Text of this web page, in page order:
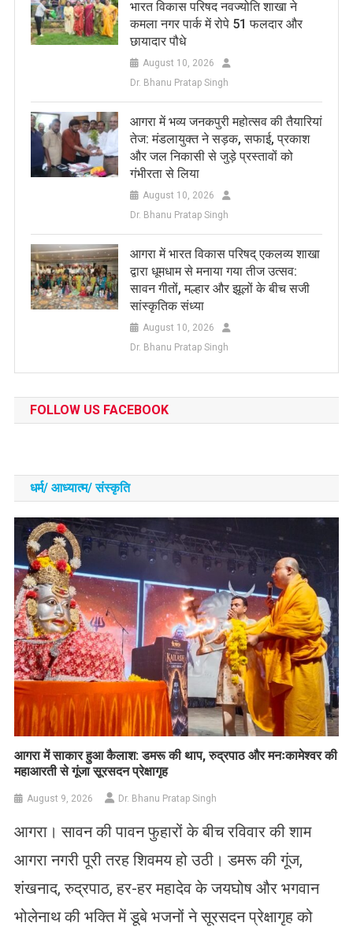
भारत विकास परिषद नवज्योति शाखा ने
कमला नगर पार्क में रोपे 51 फलदार और
छायादार पौधे
August 10, 2026
Dr. Bhanu Pratap Singh
आगरा में भव्य जनकपुरी महोत्सव की तैयारियां
तेज: मंडलायुक्त ने सड़क, सफाई, प्रकाश
और जल निकासी से जुड़े प्रस्तावों को
गंभीरता से लिया
August 10, 2026
Dr. Bhanu Pratap Singh
आगरा में भारत विकास परिषद् एकलव्य शाखा
द्वारा धूमधाम से मनाया गया तीज उत्सव:
सावन गीतों, मल्हार और झूलों के बीच सजी
सांस्कृतिक संध्या
August 10, 2026
Dr. Bhanu Pratap Singh
FOLLOW US FACEBOOK
धर्म/ आध्‍यात्‍म/ संस्‍कृति
आगरा में साकार हुआ कैलाश: डमरू की थाप, रुद्रपाठ और मनःकामेश्वर की
महाआरती से गूंजा सूरसदन प्रेक्षागृह
August 9, 2026 Dr. Bhanu Pratap Singh
आगरा। सावन की पावन फुहारों के बीच रविवार की शाम
आगरा नगरी पूरी तरह शिवमय हो उठी। डमरू की गूंज,
शंखनाद, रुद्रपाठ, हर-हर महादेव के जयघोष और भगवान
भोलेनाथ की भक्ति में डूबे भजनों ने सूरसदन प्रेक्षागृह को